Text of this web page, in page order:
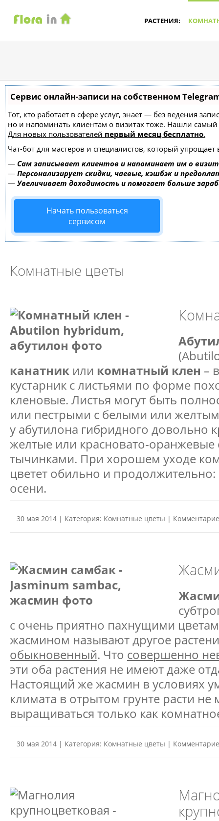
РАСТЕНИЯ:
Сервис онлайн-записи на собственном
Тот, кто работает в сфере услуг, знает — без ведения
но и напоминать клиентам о визитах тоже. Нашли
Для новых пользователей первый месяц бесплатно.
Чат-бот для мастеров и специалистов, который упрощает
— Сам записывает клиентов и напоминает им о
— Персонализирует скидки, чаевые, кэшбэк и
— Увеличивает доходимость и помогает больше
Начать пользоваться
сервисом
Комнатные цветы
канатник или комнатный клен –
кустарник с листьями по форме
кленовые. Листья могут быть
или пестрыми с белыми или
у абутилона гибридного довольно
желтые или красновато-
тычинками. При хорошем уходе
цветет обильно и
осени.
30 мая 2014 | Категория: Комнатные цветы |
с очень приятно пахнущими
жасмином называют другое
обыкновенный. Что совершенно
эти оба растения не имеют даже
Настоящий же жасмин в условиях
климата в отрытом грунте расти не
выращиваться только как
30 мая 2014 | Категория: Комнатные цветы |